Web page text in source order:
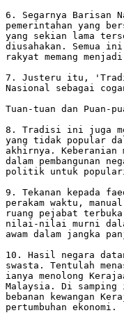
6. Segarnya Barisan
pemerintahan yang
yang sekian lama
diusahakan. Semua
rakyat memang
7. Justeru itu,
Nasional sebagai
Tuan-tuan dan Puan-
8. Tradisi ini juga
yang tidak popular
akhirnya. Keberanian
dalam pembangunan
politik untuk
9. Tekanan kepada
perakam waktu,
ruang pejabat
nilai-nilai murni
awam dalam jangka
10. Hasil negara
swasta. Tentulah
ianya menolong
Malaysia. Di samping
bebanan kewangan
pertumbuhan ekonomi.